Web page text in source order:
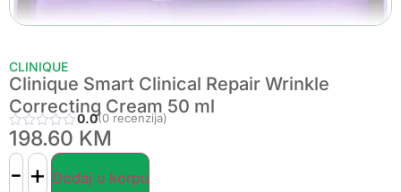
CLINIQUE
Clinique Smart Clinical Repair Wrinkle
Correcting Cream 50 ml
0.0(0 recenzija)
198.60 KM
- + Dodaj u korpu